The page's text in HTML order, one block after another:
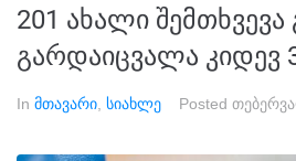
201 ახალი
გარდაიცვალა კიდევ
In მთავარი სიახლე Posted